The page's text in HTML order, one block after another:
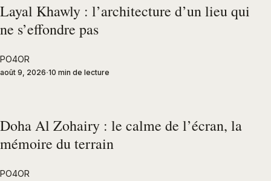
Layal Khawly : l’architecture d’un lieu qui
ne s’effondre pas
PO4OR
août 9, 2026 10 min de lecture
Doha Al Zohairy : le calme de l’écran, la
mémoire du terrain
PO4OR